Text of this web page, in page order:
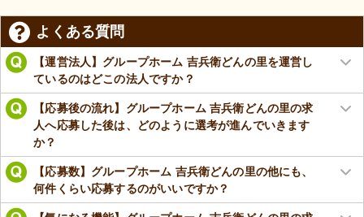
よくある質問
【運営法人】グループホーム 吉兵衛どんの里を運営し
ているのはどこの法人ですか？
【応募後の流れ】グループホーム 吉兵衛どんの里の求
人へ応募した後は、どのように選考が進んでいきます
か？
【応募数】グループホーム 吉兵衛どんの里の他にも、
何件くらい応募するのがいいですか？